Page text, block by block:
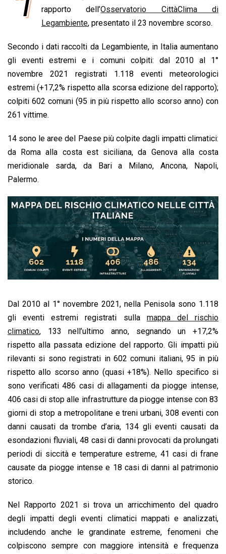
e
o
k
t
s
p
p
e
I
n
e
a
s
i
l
y
L
n
n
t
rapporto dell’Osservatorio CittàClima di
Legambiente, presentato il 23 novembre scorso.
Secondo i dati raccolti da Legambiente, in Italia aumentano
gli eventi estremi e i comuni colpiti: dal 2010 al 1°
novembre 2021 registrati 1.118 eventi meteorologici
estremi (+17,2% rispetto alla scorsa edizione del rapporto);
colpiti 602 comuni (95 in più rispetto allo scorso anno) con
261 vittime.
14 sono le aree del Paese più colpite dagli impatti climatici:
da Roma alla costa est siciliana, da Genova alla costa
meridionale sarda, da Bari a Milano, Ancona, Napoli,
Palermo.
Dal 2010 al 1° novembre 2021, nella Penisola sono 1.118
gli eventi estremi registrati sulla mappa del rischio
climatico, 133 nell’ultimo anno, segnando un +17,2%
rispetto alla passata edizione del rapporto. Gli impatti più
rilevanti si sono registrati in 602 comuni italiani, 95 in più
rispetto allo scorso anno (quasi +18%). Nello specifico si
sono verificati 486 casi di allagamenti da piogge intense,
406 casi di stop alle infrastrutture da piogge intense con 83
giorni di stop a metropolitane e treni urbani, 308 eventi con
danni causati da trombe d’aria, 134 gli eventi causati da
esondazioni fluviali, 48 casi di danni provocati da prolungati
periodi di siccità e temperature estreme, 41 casi di frane
causate da piogge intense e 18 casi di danni al patrimonio
storico.
Nel Rapporto 2021 si trova un arricchimento del quadro
degli impatti degli eventi climatici mappati e analizzati,
includendo anche le grandinate estreme, fenomeni che
colpiscono sempre con maggiore intensità e frequenza